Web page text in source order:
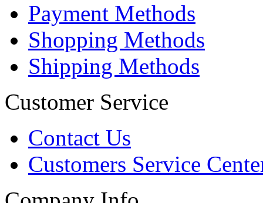
Payment Methods
Shopping Methods
Shipping Methods
Customer Service
Contact Us
Customers Service